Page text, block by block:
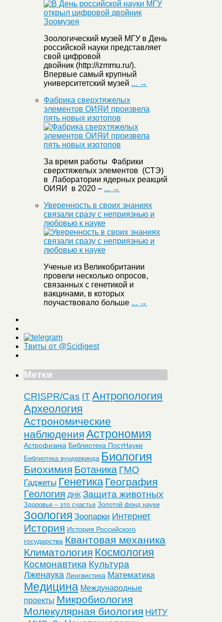
Зоологический музей МГУ в День
российской науки представляет
свой цифровой
двойник (http://izmmu.ru/).
Впервые самый крупный
университетский музей ... →
Фабрика сверхтяжелых
элементов ОИЯИ произвела
пять новых изотопов
За время работы Фабрики
сверхтяжелых элементов (СТЭ)
в Лаборатории ядерных реакций
ОИЯИ в 2020 – ... →
Уверенность в своих знаниях
связали сразу с неприязнью и
любовью к науке
Ученые из Великобритании
провели несколько опросов,
связанных с генетикой и
вакцинами, в которых
поучаствовало больше ... →
Твиты от @Scidigest
Метки
CRISPR/Cas ITАнтропология
Археология
Астрономические
наблюдения Астрономия
Астрофизика Библиотека ПостНауки
Библиотека вундеркинда Биология
Биохимия Ботаника ГМО
Гаджеты Генетика География
Геология ДНК Защита животных
Здоровье – это счастье Золотой фонд науки
Зоология Зоопарки Интернет
История История Российского
государства Квантовая механика
Климатология Космология
Космонавтика Культура
Лженаука Лингвистика Математика
Медицина Международные
проекты Микробиология
Молекулярная биология НИТУ